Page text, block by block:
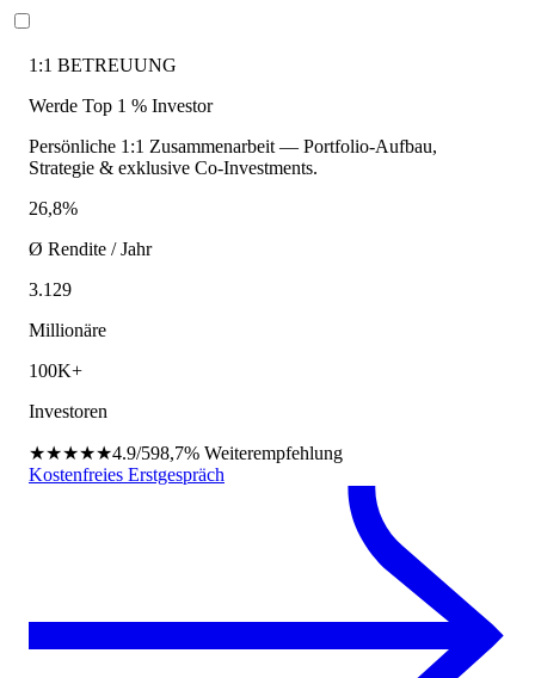
1:1 BETREUUNG
Werde Top 1 % Investor
Persönliche 1:1 Zusammenarbeit — Portfolio-Aufbau,
Strategie & exklusive Co-Investments.
26,8%
Ø Rendite / Jahr
3.129
Millionäre
100K+
Investoren
★★★★★4.9/598,7% Weiterempfehlung
Kostenfreies Erstgespräch